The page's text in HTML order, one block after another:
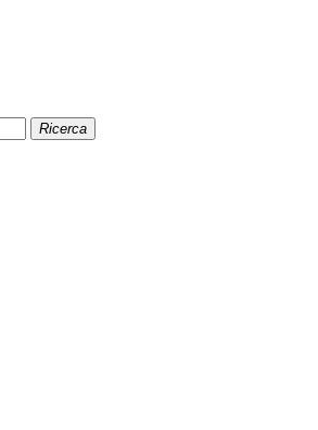
Ricerca